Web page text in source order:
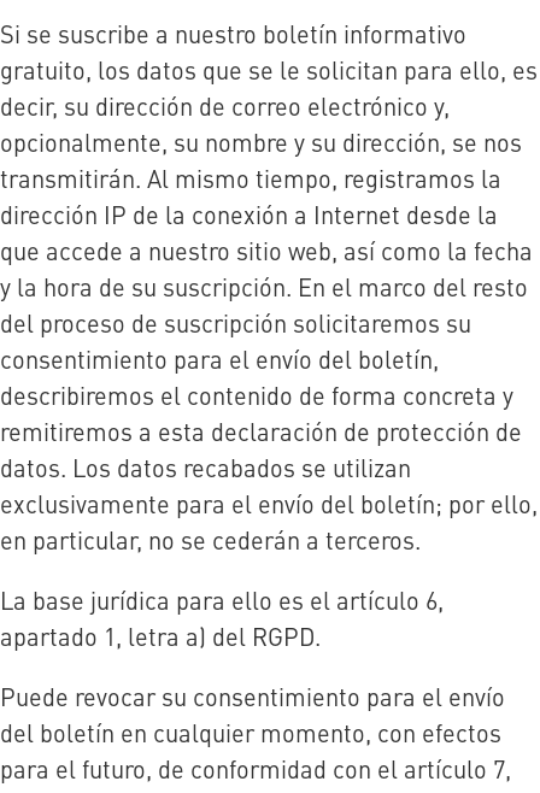
Si se suscribe a nuestro boletín informativo
gratuito, los datos que se le solicitan para ello, es
decir, su dirección de correo electrónico y,
opcionalmente, su nombre y su dirección, se nos
transmitirán. Al mismo tiempo, registramos la
dirección IP de la conexión a Internet desde la
que accede a nuestro sitio web, así como la fecha
y la hora de su suscripción. En el marco del resto
del proceso de suscripción solicitaremos su
consentimiento para el envío del boletín,
describiremos el contenido de forma concreta y
remitiremos a esta declaración de protección de
datos. Los datos recabados se utilizan
exclusivamente para el envío del boletín; por ello,
en particular, no se cederán a terceros.
La base jurídica para ello es el artículo 6,
apartado 1, letra a) del RGPD.
Puede revocar su consentimiento para el envío
del boletín en cualquier momento, con efectos
para el futuro, de conformidad con el artículo 7,